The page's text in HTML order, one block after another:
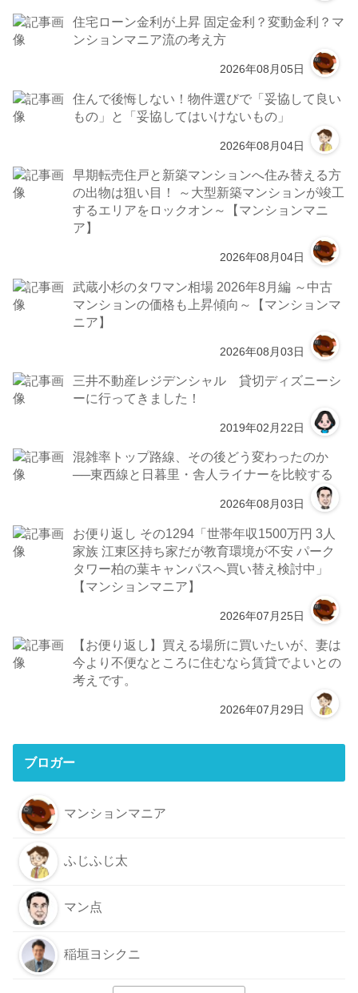
住宅ローン金利が上昇 固定金利？変動金利？マ
ンションマニア流の考え方
2026年08月05日
住んで後悔しない！物件選びで「妥協して良い
もの」と「妥協してはいけないもの」
2026年08月04日
早期転売住戸と新築マンションへ住み替える方
の出物は狙い目！ ～大型新築マンションが竣工
するエリアをロックオン～【マンションマニ
ア】
2026年08月04日
武蔵小杉のタワマン相場 2026年8月編 ～中古
マンションの価格も上昇傾向～【マンションマ
ニア】
2026年08月03日
三井不動産レジデンシャル 貸切ディズニーシ
ーに行ってきました！
2019年02月22日
混雑率トップ路線、その後どう変わったのか
──東西線と日暮里・舎人ライナーを比較する
2026年08月03日
お便り返し その1294「世帯年収1500万円 3人
家族 江東区持ち家だが教育環境が不安 パーク
タワー柏の葉キャンパスへ買い替え検討中」
【マンションマニア】
2026年07月25日
【お便り返し】買える場所に買いたいが、妻は
今より不便なところに住むなら賃貸でよいとの
考えです。
2026年07月29日
ブロガー
マンションマニア
ふじふじ太
マン点
稲垣ヨシクニ